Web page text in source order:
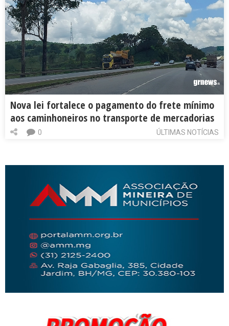
Nova lei fortalece o pagamento do frete mínimo
aos caminhoneiros no transporte de mercadorias
ÚLTIMAS NOTÍCIAS
0